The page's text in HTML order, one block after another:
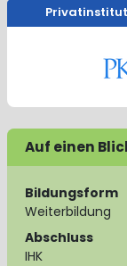
Auf einen
Bildungsform
Weiterbildung
Abschluss
IHK